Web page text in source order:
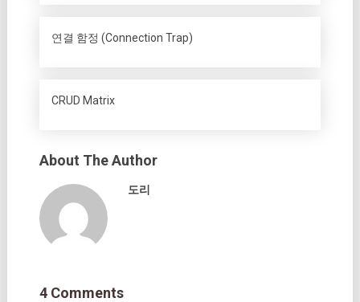
연결 함정 (Connection Trap)
CRUD Matrix
About The Author
도리
4 Comments